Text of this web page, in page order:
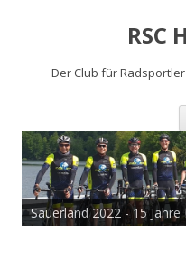
RSC
Der Club für
Sauerland 2022 - 15 Jahre